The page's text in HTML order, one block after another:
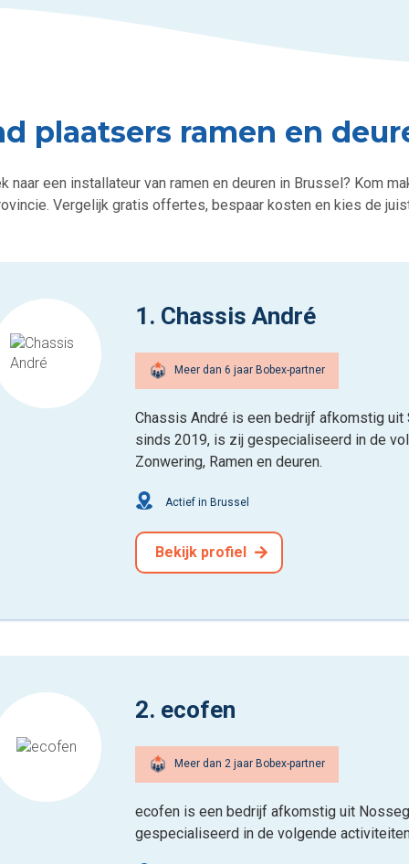
plaatsers ramen en
naar een installateur van ramen en deuren in Brussel? Kom
Vergelijk gratis offertes, bespaar kosten en kies de
1. Chassis André
Meer dan 6 jaar Bobex-partner
Chassis André is een bedrijf afkomstig
sinds 2019, is zij gespecialiseerd in de
Zonwering, Ramen en deuren.
Actief in Brussel
Bekijk profiel
2. ecofen
Meer dan 2 jaar Bobex-partner
ecofen is een bedrijf afkomstig uit
gespecialiseerd in de volgende